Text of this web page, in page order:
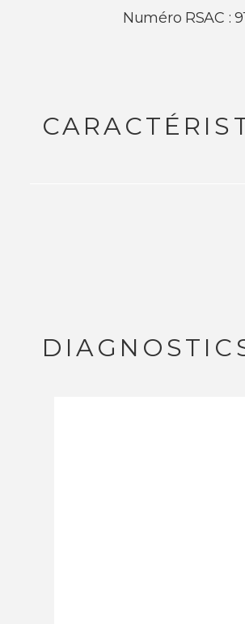
Numéro RSAC :